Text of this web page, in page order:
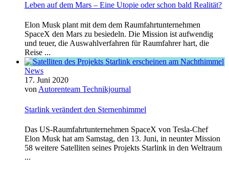
Leben auf dem Mars – Eine Utopie oder schon bald Realität?
Elon Musk plant mit dem dem Raumfahrtunternehmen
SpaceX den Mars zu besiedeln. Die Mission ist aufwendig
und teuer, die Auswahlverfahren für Raumfahrer hart, die
Reise ...
News
17. Juni 2020
vonAutorenteam Technikjournal
Starlink verändert den Sternenhimmel
Das US-Raumfahrtunternehmen SpaceX von Tesla-Chef
Elon Musk hat am Samstag, den 13. Juni, in neunter Mission
58 weitere Satelliten seines Projekts Starlink in den Weltraum
...